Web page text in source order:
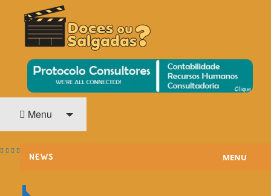
DOCES OU SALGADAS?
O Cinema? Uma Paixão!!
Menu
NEWS MENU